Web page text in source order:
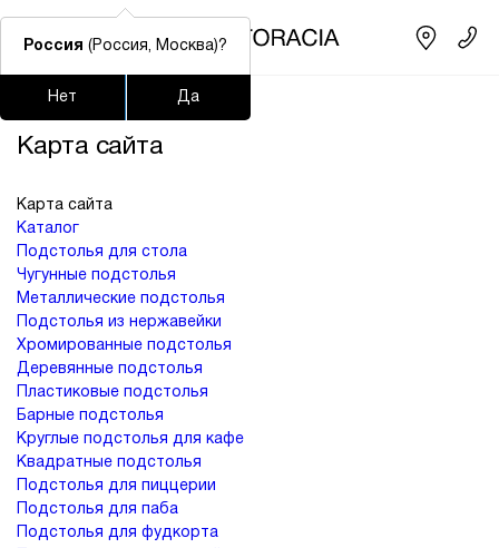
Подстолья для стола
lars
ledger
шафран
окланд
Главная
Карта сайта
Карта сайта
Каталог
Подстолья для стола
Чугунные подстолья
Металлические подстолья
Подстолья из нержавейки
Хромированные подстолья
Деревянные подстолья
Пластиковые подстолья
Барные подстолья
Круглые подстолья для кафе
Квадратные подстолья
Подстолья для пиццерии
Подстолья для паба
Подстолья для фудкорта
Россия (Россия, Москва)?
Нет Да